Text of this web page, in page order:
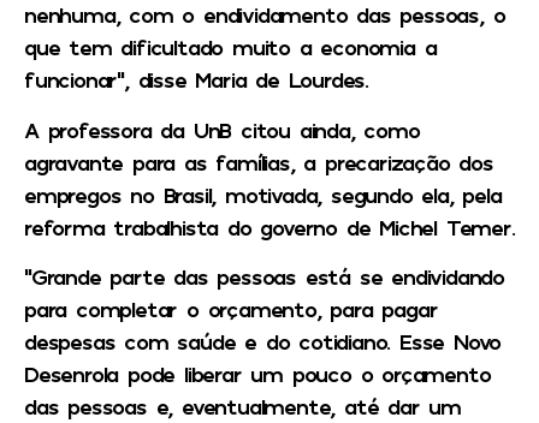
nenhuma, com o endividamento das pessoas, o
que tem dificultado muito a economia a
funcionar”, disse Maria de Lourdes.
A professora da UnB citou ainda, como
agravante para as famílias, a precarização dos
empregos no Brasil, motivada, segundo ela, pela
reforma trabalhista do governo de Michel Temer.
“Grande parte das pessoas está se endividando
para completar o orçamento, para pagar
despesas com saúde e do cotidiano. Esse Novo
Desenrola pode liberar um pouco o orçamento
das pessoas e, eventualmente, até dar um